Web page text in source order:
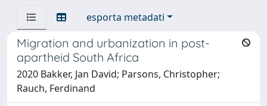
esporta metadati
Migration and urbanization in post-
apartheid South Africa
2020 Bakker, Jan David; Parsons, Christopher;
Rauch, Ferdinand